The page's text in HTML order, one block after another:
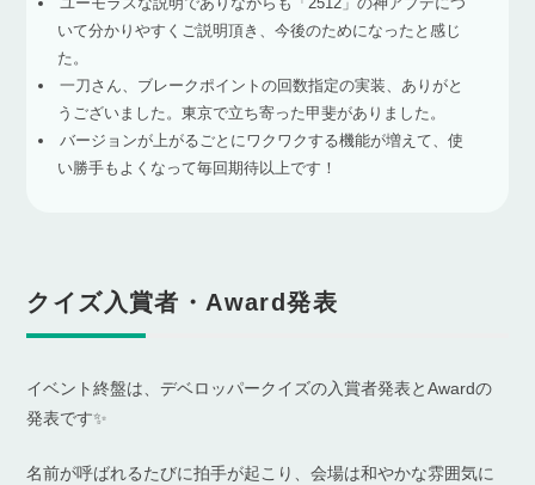
いて分かりやすくご説明頂き、今後のためになったと感じ
た。
一刀さん、ブレークポイントの回数指定の実装、ありがと
うございました。東京で立ち寄った甲斐がありました。
バージョンが上がるごとにワクワクする機能が増えて、使
い勝手もよくなって毎回期待以上です！
クイズ入賞者・Award発表
イベント終盤は、デベロッパークイズの入賞者発表とAwardの
発表です✨
名前が呼ばれるたびに拍手が起こり、会場は和やかな雰囲気に